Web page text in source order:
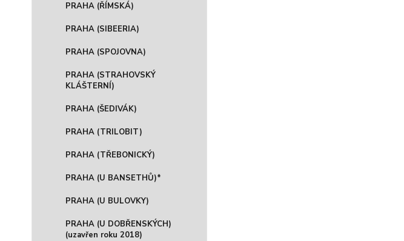
PRAHA (ŘÍMSKÁ)
PRAHA (SIBEERIA)
PRAHA (SPOJOVNA)
PRAHA (STRAHOVSKÝ
KLÁŠTERNÍ)
PRAHA (ŠEDIVÁK)
PRAHA (TRILOBIT)
PRAHA (TŘEBONICKÝ)
PRAHA (U BANSETHŮ)*
PRAHA (U BULOVKY)
PRAHA (U DOBŘENSKÝCH)
(uzavřen roku 2018)